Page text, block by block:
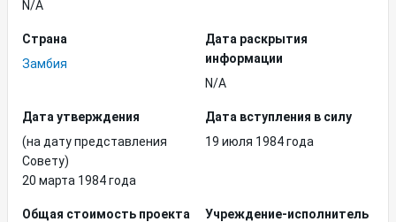
N/A
Страна
Замбия
Дата раскрытия
информации
N/A
Дата утверждения
(на дату представления
Совету)
20 марта 1984 года
Дата вступления в силу
19 июля 1984 года
Общая стоимость проекта
Учреждение-исполнитель